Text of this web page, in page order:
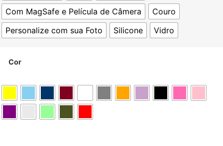
Com MagSafe e Película de Câmera
Couro
Personalize com sua Foto
Silicone Vidro
Cor